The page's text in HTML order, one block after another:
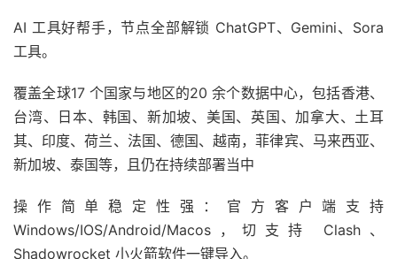
AI 工具好帮手，节点全部解锁 ChatGPT、Gemini、Sora
工具。
覆盖全球17 个国家与地区的20 余个数据中心，包括香港、
台湾、日本、韩国、新加坡、美国、英国、加拿大、土耳
其、印度、荷兰、法国、德国、越南，菲律宾、马来西亚、
新加坡、泰国等，且仍在持续部署当中
操作简单稳定性强：官方客户端支持
Windows/IOS/Android/Macos，切支持 Clash、
Shadowrocket 小火箭软件一键导入。